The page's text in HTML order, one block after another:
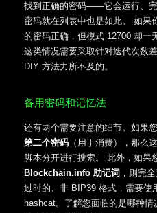
找到正确的密码——它会运行、
密码就在列表中也是如此。 如果
的密码正确，但模式 12700 却一
这类情况需要采取针对迭代次数
DIY 方法力所不及的。
备用密码和记忆法
还有两个需要注意的细节。如果
第二个密码 （用于消费），那么
脚本分开进行搜索。 此外，如果
Blockchain.info 助记词 ，则完
过时的、非 BIP39 格式，需要使
hashcat。了解您面临的是哪种